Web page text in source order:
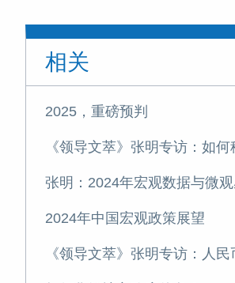
相关
2025，重磅预判
2024年中国宏观政策展望